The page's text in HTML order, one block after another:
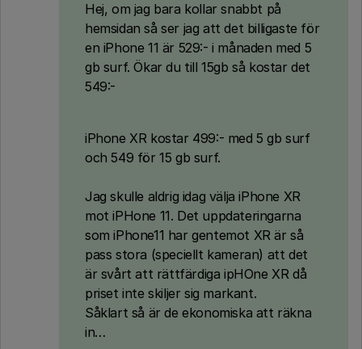
Hej, om jag bara kollar snabbt på
hemsidan så ser jag att det billigaste för
en iPhone 11 är 529:- i månaden med 5
gb surf. Ökar du till 15gb så kostar det
549:-
iPhone XR kostar 499:- med 5 gb surf
och 549 för 15 gb surf.
Jag skulle aldrig idag välja iPhone XR
mot iPHone 11. Det uppdateringarna
som iPhone11 har gentemot XR är så
pass stora (speciellt kameran) att det
är svårt att rättfärdiga ipHOne XR då
priset inte skiljer sig markant.
Såklart så är de ekonomiska att räkna
in…